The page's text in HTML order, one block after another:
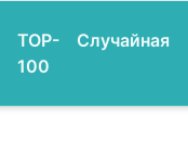
TOP-
100
Случайная